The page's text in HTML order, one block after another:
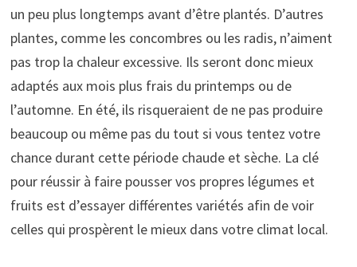
un peu plus longtemps avant d’être plantés. D’autres
plantes, comme les concombres ou les radis, n’aiment
pas trop la chaleur excessive. Ils seront donc mieux
adaptés aux mois plus frais du printemps ou de
l’automne. En été, ils risqueraient de ne pas produire
beaucoup ou même pas du tout si vous tentez votre
chance durant cette période chaude et sèche. La clé
pour réussir à faire pousser vos propres légumes et
fruits est d’essayer différentes variétés afin de voir
celles qui prospèrent le mieux dans votre climat local.